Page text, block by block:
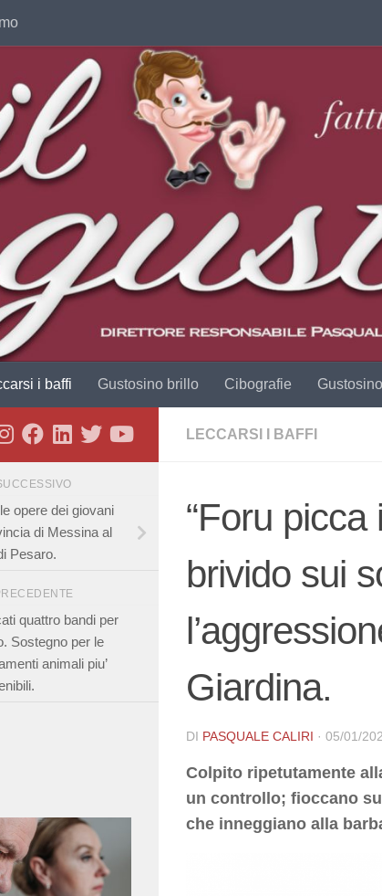
i baffi Gustosino brillo Cibografie
LECCARSI I BAFFI
“Foru
brivido sui
Giardina.
DI PASQUALE CALIRI · 05/01/
Colpito ripetutamente
un controllo; fioccano
che inneggiano alla
opere dei giovani
di Messina al
Pesaro.
quattro bandi per
Sostegno per le
animali piu’